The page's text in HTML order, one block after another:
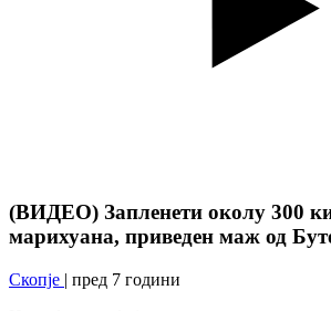
(ВИДЕО) Запленети околу 300
марихуана, приведен маж од
Скопје | пред 7 години